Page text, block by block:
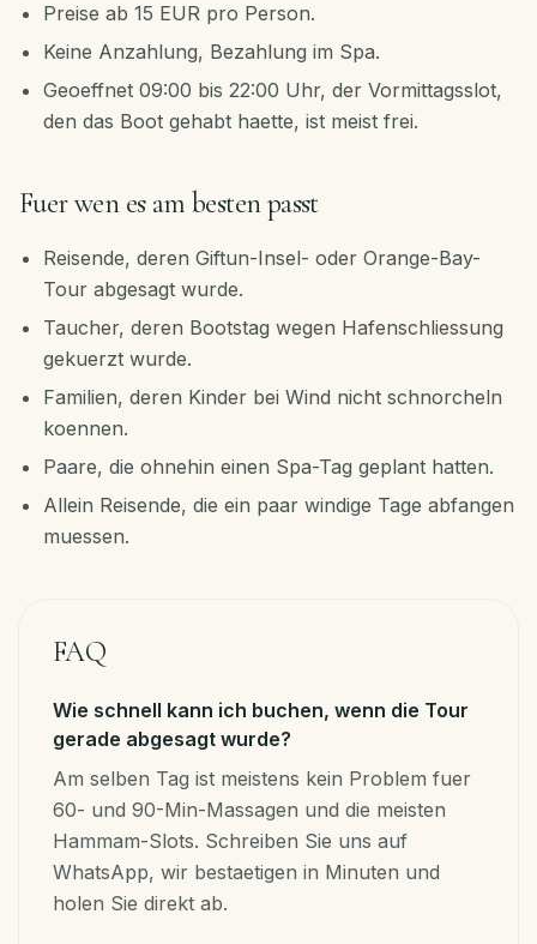
Preise ab 15 EUR pro Person.
Keine Anzahlung, Bezahlung im Spa.
Geoeffnet 09:00 bis 22:00 Uhr, der Vormittagsslot,
den das Boot gehabt haette, ist meist frei.
Fuer wen es am besten passt
Reisende, deren Giftun-Insel- oder Orange-Bay-
Tour abgesagt wurde.
Taucher, deren Bootstag wegen Hafenschliessung
gekuerzt wurde.
Familien, deren Kinder bei Wind nicht schnorcheln
koennen.
Paare, die ohnehin einen Spa-Tag geplant hatten.
Allein Reisende, die ein paar windige Tage abfangen
muessen.
FAQ
Wie schnell kann ich buchen, wenn die Tour
gerade abgesagt wurde?
Am selben Tag ist meistens kein Problem fuer
60- und 90-Min-Massagen und die meisten
Hammam-Slots. Schreiben Sie uns auf
WhatsApp, wir bestaetigen in Minuten und
holen Sie direkt ab.